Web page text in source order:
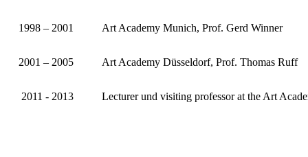
1998 – 2001 Art Academy Munich, Prof. Gerd Winner
2001 – 2005 Art Academy Düsseldorf, Prof. Thomas Ruff
2011 - 2013 Lecturer und visiting professor at the Art